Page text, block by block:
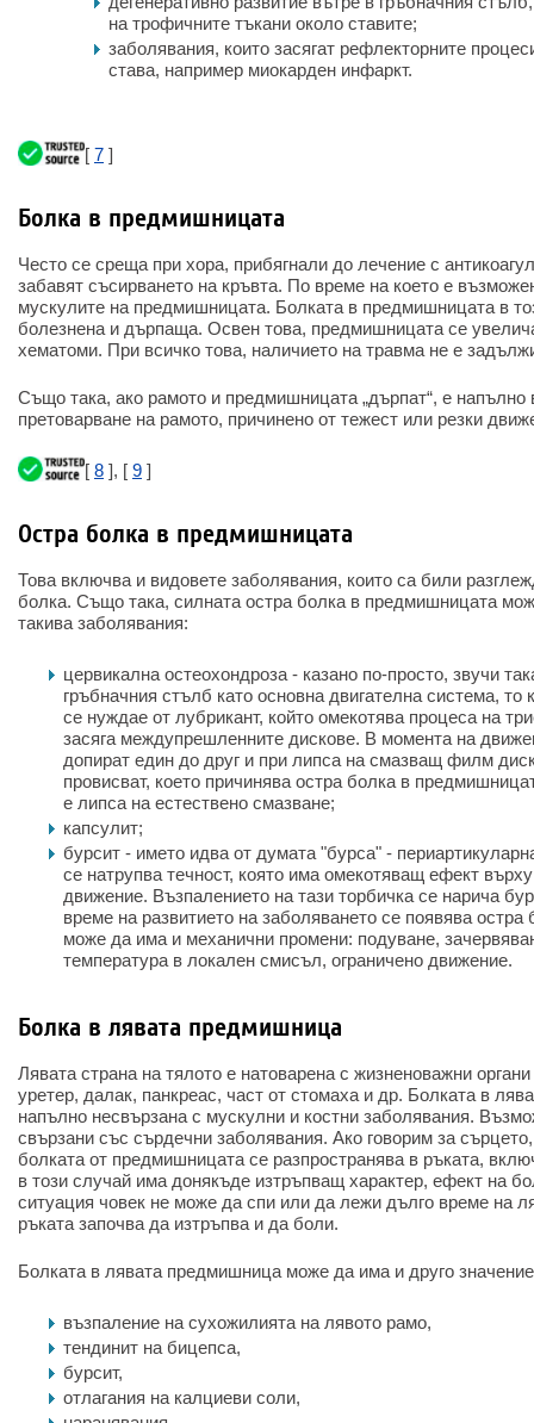
на трофичните тъкани около ставите;
заболявания, които засягат рефлекторните
става, например миокарден инфаркт.
[ 7 ]
Болка в предмишницата
Често се среща при хора, прибягнали до лечение с
забавят съсирването на кръвта. По време на което е
мускулите на предмишницата. Болката в предмишницата в
болезнена и дърпаща. Освен това, предмишницата се
хематоми. При всичко това, наличието на травма не е
Също така, ако рамото и предмишницата „дърпат“, е
претоварване на рамото, причинено от тежест или резки
[ 8 ], [ 9 ]
Остра болка в предмишницата
Това включва и видовете заболявания, които са били
болка. Също така, силната остра болка в предмишницата
такива заболявания:
цервикална остеохондроза - казано по-просто, звучи
гръбначния стълб като основна двигателна система, то
се нуждае от лубрикант, който омекотява процеса на
засяга междупрешленните дискове. В момента на
допират един до друг и при липса на смазващ филм
провисват, което причинява остра болка в
е липса на естествено смазване;
капсулит;
бурсит - името идва от думата "бурса" -
се натрупва течност, която има омекотяващ ефект
движение. Възпалението на тази торбичка се нарича
време на развитието на заболяването се появява
може да има и механични промени: подуване,
температура в локален смисъл, ограничено движение.
Болка в лявата предмишница
Лявата страна на тялото е натоварена с жизненоважни
уретер, далак, панкреас, част от стомаха и др. Болката в
напълно несвързана с мускулни и костни заболявания.
свързани със сърдечни заболявания. Ако говорим за
болката от предмишницата се разпространява в ръката,
в този случай има донякъде изтръпващ характер, ефект на
ситуация човек не може да спи или да лежи дълго време на
ръката започва да изтръпва и да боли.
Болката в лявата предмишница може да има и друго
възпаление на сухожилията на лявото рамо,
тендинит на бицепса,
бурсит,
отлагания на калциеви соли,